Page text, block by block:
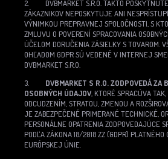
2. DVBMARKET S.R.O. TAKTO POSKYTNUTÉ
ZÁKAZNIKOV NEPOSKYTUJE ANI
VÝNIMKOU PREPRAVNEJ SPOLOČNOSTI, S
ZMLUVU O POVERENÍ SPRACOVANIA
ÚČELOM DORUČENIA ZÁSIELKY S TOVAROM.
OHĽADOM GDPR SÚ VEDENÉ V INTERNEJ
DVBMARKET S.R.O.
3. DVBMARKET S R.O. ZODPOVEDÁ ZA
OSOBNÝCH ÚDAJOV , KTORÉ SPRACÚVA
ODCUDZENÍM, STRATOU, ZMENOU A
JE ZABEZPEČENÉ PRIMERANÉ TECHNICKÉ,
PERSONÁLNE OPATRENIA ZODPOVEDAJÚCE
PODĽA ZÁKONA 18/2018 ZZ (GDPR) PLATNÉHO
EURÓPSKEJ ÚNIE.